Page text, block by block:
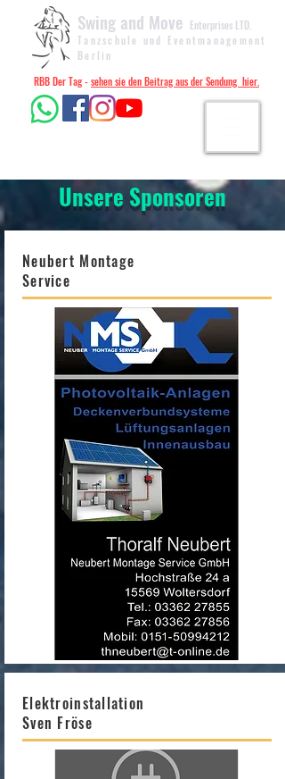
Swing and Move Enterprises LTD.
Tanzschule und Eventmanagement
Berlin
RBB Der Tag -sehen sie den Beitrag aus der Sendung hier.
Unsere Sponsoren
Neubert Montage
Service
Elektroinstallation
Sven Fröse